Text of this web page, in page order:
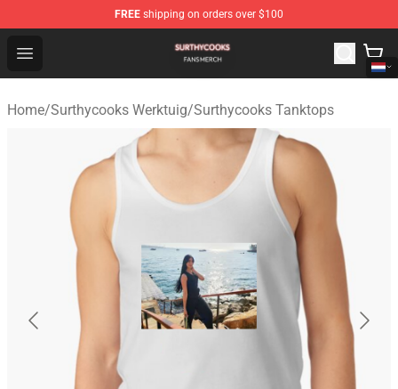
FREE shipping on orders over $100
Open menu
Surthycooks Shop - Official Surthycooks Merchandise
Home/Surthycooks Werktuig/Surthycooks Tanktops